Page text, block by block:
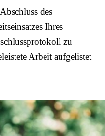
des
Ihres
zu
Arbeit aufgelistet